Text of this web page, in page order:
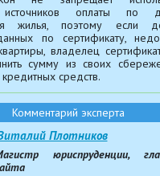
источников оплаты по
жилья, поэтому если
по сертификату,
владелец
сумму из своих
средств.
Плотников
юриспруденции,
Комментарий эксперта